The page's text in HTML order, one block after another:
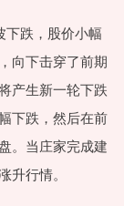
下跌，股价小幅
向下击穿了前期
产生新一轮下跌
下跌，然后在前
。当庄家完成建
行情。